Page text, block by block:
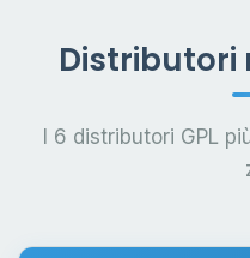
Distributori
I 6 distributori GPL